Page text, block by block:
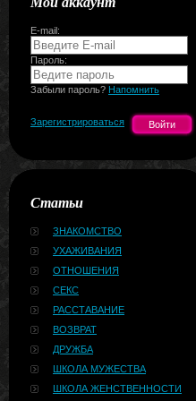
E-mail:
Пароль:
Забыли пароль? Напомнить
Зарегистрироваться
Статьи
ЗНАКОМСТВО
УХАЖИВАНИЯ
ОТНОШЕНИЯ
СЕКС
РАССТАВАНИЕ
ВОЗВРАТ
ДРУЖБА
ШКОЛА МУЖЕСТВА
ШКОЛА ЖЕНСТВЕННОСТИ